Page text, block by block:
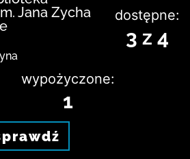
Jana Zycha
dostępne:
3 z 4
wypożyczone:
1